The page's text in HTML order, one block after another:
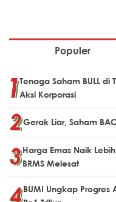
Populer
Tenaga Saham BULL di
Aksi Korporasi
Gerak Liar, Saham
Harga Emas Naik
BRMS Melesat
BUMI Ungkap Progres